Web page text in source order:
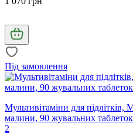
Під замовлення
Мультивітаміни для підлітків,
малини, 90 жувальних таблеток
2